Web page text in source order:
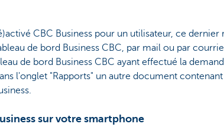
CBC Business pour un utilisateur, ce
de bord Business CBC, par mail ou par
de bord Business CBC ayant effectué la
l'onglet "Rapports" un autre document
sur votre smartphone